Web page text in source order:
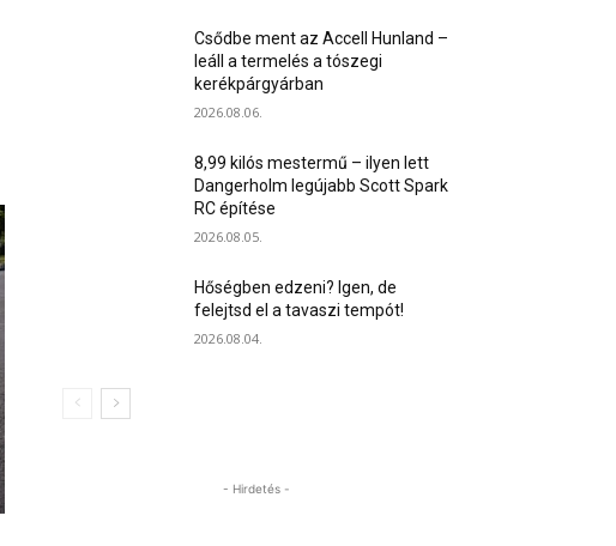
Csődbe ment az Accell Hunland –
leáll a termelés a tószegi
kerékpárgyárban
2026.08.06.
8,99 kilós mestermű – ilyen lett
Dangerholm legújabb Scott Spark
RC építése
2026.08.05.
Hőségben edzeni? Igen, de
felejtsd el a tavaszi tempót!
2026.08.04.
- Hirdetés -